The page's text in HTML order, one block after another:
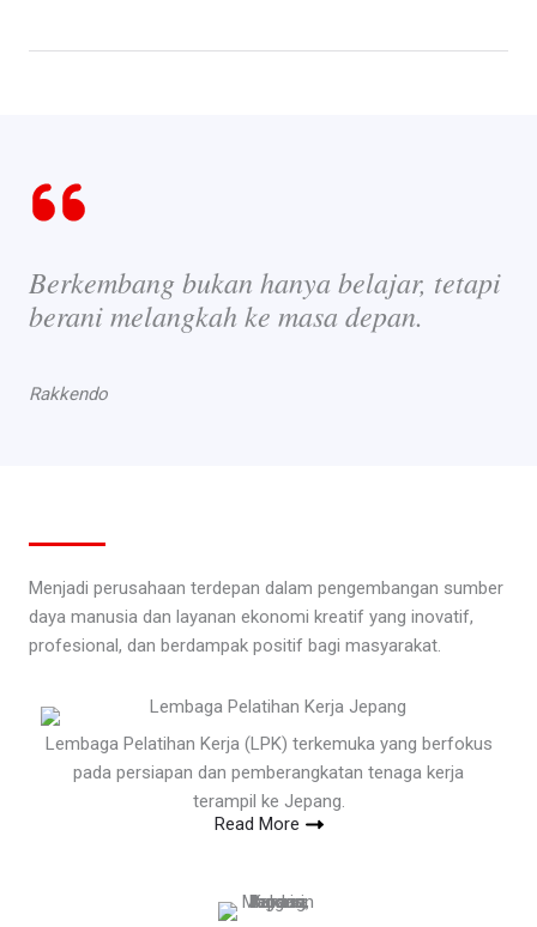
Berkembang bukan hanya belajar, tetapi
berani melangkah ke masa depan.
Rakkendo
Menjadi perusahaan terdepan dalam pengembangan sumber
daya manusia dan layanan ekonomi kreatif yang inovatif,
profesional, dan berdampak positif bagi masyarakat.
Lembaga Pelatihan Kerja (LPK) terkemuka yang berfokus
pada persiapan dan pemberangkatan tenaga kerja
terampil ke Jepang.
Read More